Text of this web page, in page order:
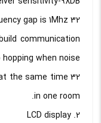
32 hopping channels，the channel frequency gap is 1Mhz.
communication
when noise.
at the same time
in one room.
2. LCD display